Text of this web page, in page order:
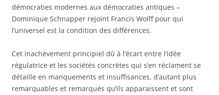
démocraties modernes aux démocraties antiques –
Dominique Schnapper rejoint Francis Wolff pour qui
l’universel est la condition des différences.
Cet inachèvement principiel dû à l’écart entre l’idée
régulatrice et les sociétés concrètes qui s’en réclament se
détaille en manquements et insuffisances, d’autant plus
remarquables et remarqués qu’ils apparaissent et sont